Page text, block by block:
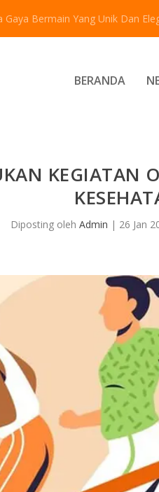
Bermain Yang Unik Dan
BERANDA
KEGIATAN
Diposting oleh Admin | 26 Jan